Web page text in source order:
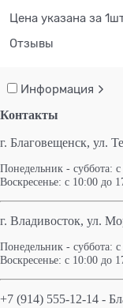
Цена указана за
Отзывы
Информация
Контакты
г. Благовещенск, ул.
Понедельник - суббота:
Воскресенье: с 10:00 до
г. Владивосток, ул.
Понедельник - суббота:
Воскресенье: с 10:00 до
+7 (914) 555-12-14 -